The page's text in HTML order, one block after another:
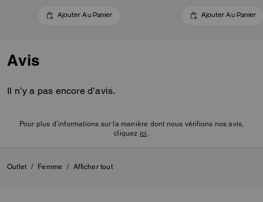
Ajouter Au Panier Ajouter Au Panier
Avis
Il n’y a pas encore d’avis.
Pour plus d’informations sur la manière dont nous vérifions nos avis,
cliquez ici
Outlet / Femme / Afficher tout